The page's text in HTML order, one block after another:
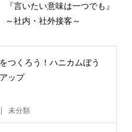
『言いたい意味は一つでも』
～社内・社外接客～
つくろう！ハニカムぼう
ップ
未分類